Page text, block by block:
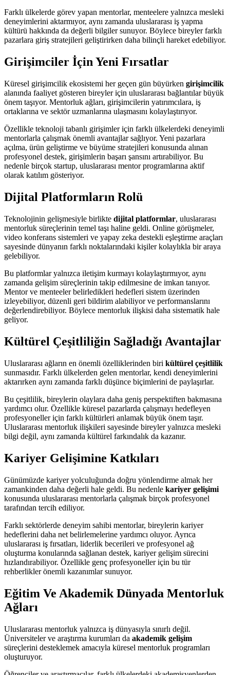
Farklı ülkelerde görev yapan mentorlar, menteelere yalnızca mesleki
deneyimlerini aktarmıyor, aynı zamanda uluslararası iş yapma
kültürü hakkında da değerli bilgiler sunuyor. Böylece bireyler farklı
pazarlara giriş stratejileri geliştirirken daha bilinçli hareket edebiliyor.
Girişimciler İçin Yeni Fırsatlar
Küresel girişimcilik ekosistemi her geçen gün büyürken girişimcilik
alanında faaliyet gösteren bireyler için uluslararası bağlantılar büyük
önem taşıyor. Mentorluk ağları, girişimcilerin yatırımcılara, iş
ortaklarına ve sektör uzmanlarına ulaşmasını kolaylaştırıyor.
Özellikle teknoloji tabanlı girişimler için farklı ülkelerdeki deneyimli
mentorlarla çalışmak önemli avantajlar sağlıyor. Yeni pazarlara
açılma, ürün geliştirme ve büyüme stratejileri konusunda alınan
profesyonel destek, girişimlerin başarı şansını artırabiliyor. Bu
nedenle birçok startup, uluslararası mentor programlarına aktif
olarak katılım gösteriyor.
Dijital Platformların Rolü
Teknolojinin gelişmesiyle birlikte dijital platformlar, uluslararası
mentorluk süreçlerinin temel taşı haline geldi. Online görüşmeler,
video konferans sistemleri ve yapay zeka destekli eşleştirme araçları
sayesinde dünyanın farklı noktalarındaki kişiler kolaylıkla bir araya
gelebiliyor.
Bu platformlar yalnızca iletişim kurmayı kolaylaştırmıyor, aynı
zamanda gelişim süreçlerinin takip edilmesine de imkan tanıyor.
Mentor ve menteeler belirledikleri hedefleri sistem üzerinden
izleyebiliyor, düzenli geri bildirim alabiliyor ve performanslarını
değerlendirebiliyor. Böylece mentorluk ilişkisi daha sistematik hale
geliyor.
Kültürel Çeşitliliğin Sağladığı Avantajlar
Uluslararası ağların en önemli özelliklerinden biri kültürel çeşitlilik
sunmasıdır. Farklı ülkelerden gelen mentorlar, kendi deneyimlerini
aktarırken aynı zamanda farklı düşünce biçimlerini de paylaşırlar.
Bu çeşitlilik, bireylerin olaylara daha geniş perspektiften bakmasına
yardımcı olur. Özellikle küresel pazarlarda çalışmayı hedefleyen
profesyoneller için farklı kültürleri anlamak büyük önem taşır.
Uluslararası mentorluk ilişkileri sayesinde bireyler yalnızca mesleki
bilgi değil, aynı zamanda kültürel farkındalık da kazanır.
Kariyer Gelişimine Katkıları
Günümüzde kariyer yolculuğunda doğru yönlendirme almak her
zamankinden daha değerli hale geldi. Bu nedenle kariyer gelişimi
konusunda uluslararası mentorlarla çalışmak birçok profesyonel
tarafından tercih ediliyor.
Farklı sektörlerde deneyim sahibi mentorlar, bireylerin kariyer
hedeflerini daha net belirlemelerine yardımcı oluyor. Ayrıca
uluslararası iş fırsatları, liderlik becerileri ve profesyonel ağ
oluşturma konularında sağlanan destek, kariyer gelişim sürecini
hızlandırabiliyor. Özellikle genç profesyoneller için bu tür
rehberlikler önemli kazanımlar sunuyor.
Eğitim Ve Akademik Dünyada Mentorluk
Ağları
Uluslararası mentorluk yalnızca iş dünyasıyla sınırlı değil.
Üniversiteler ve araştırma kurumları da akademik gelişim
süreçlerini desteklemek amacıyla küresel mentorluk programları
oluşturuyor.